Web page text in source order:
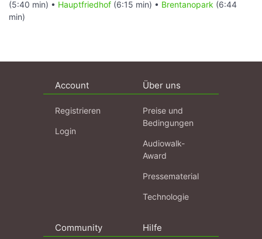
(5:40 min) • Hauptfriedhof (6:15 min) • Brentanopark (6:44
min)
Account
Registrieren
Login
Über uns
Preise und
Bedingungen
Audiowalk-
Award
Pressematerial
Technologie
Community Hilfe